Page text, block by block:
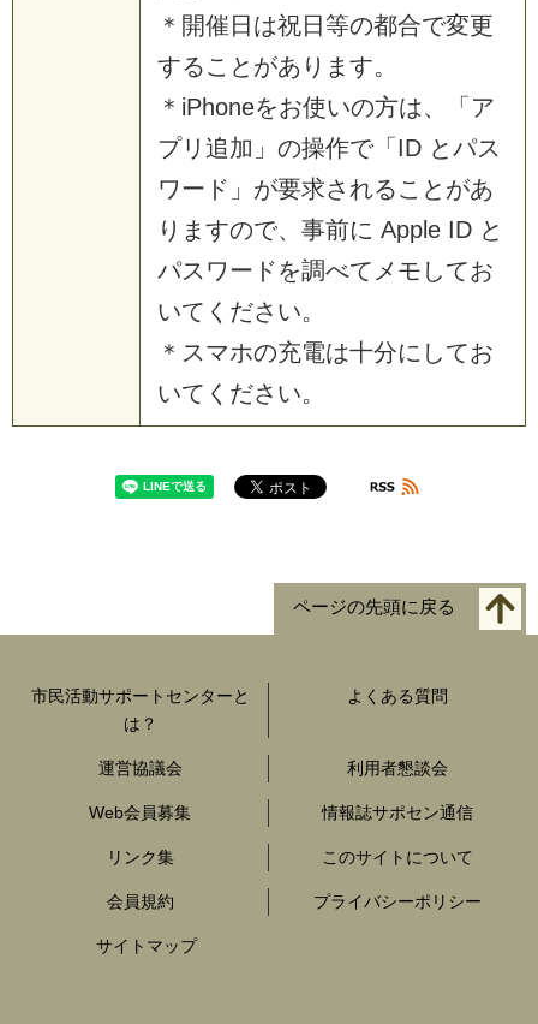
＊開催日は祝日等の都合で変更
することがあります。
＊iPhoneをお使いの方は、「ア
プリ追加」の操作で「ID とパス
ワード」が要求されることがあ
りますので、事前に Apple ID と
パスワードを調べてメモしてお
いてください。
＊スマホの充電は十分にしてお
いてください。
ページの先頭に戻る
市民活動サポートセンターと
は？
よくある質問
運営協議会 利用者懇談会
Web会員募集 情報誌サポセン通信
リンク集 このサイトについて
会員規約 プライバシーポリシー
サイトマップ